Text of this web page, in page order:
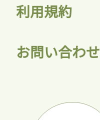
利用規約
お問い合わせ